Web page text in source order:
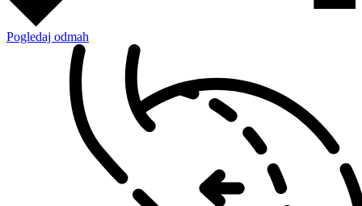
Pogledaj odmah